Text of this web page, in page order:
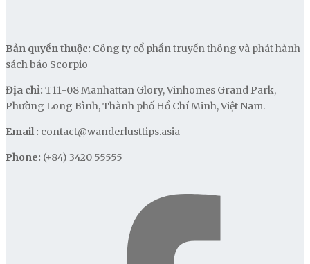
Bản quyền thuộc: Công ty cổ phần truyền thông và phát hành
sách báo Scorpio
Địa chỉ: T11-08 Manhattan Glory, Vinhomes Grand Park,
Phường Long Bình, Thành phố Hồ Chí Minh, Việt Nam.
Email : contact@wanderlusttips.asia
Phone: (+84) 3420 55555